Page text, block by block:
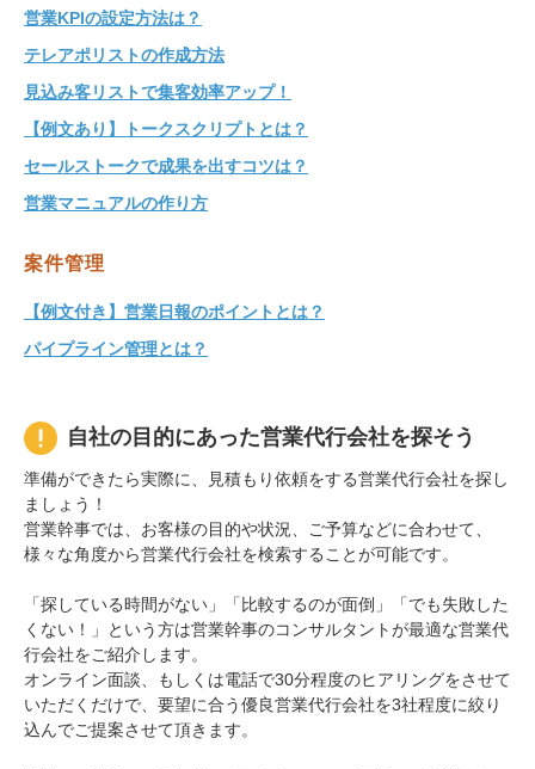
営業KPIの設定方法は？
テレアポリストの作成方法
見込み客リストで集客効率アップ！
【例文あり】トークスクリプトとは？
セールストークで成果を出すコツは？
営業マニュアルの作り方
案件管理
【例文付き】営業日報のポイントとは？
パイプライン管理とは？
自社の目的にあった営業代行会社を探そう
準備ができたら実際に、見積もり依頼をする営業代行会社を探し
ましょう！
営業幹事では、お客様の目的や状況、ご予算などに合わせて、
様々な角度から営業代行会社を検索することが可能です。
「探している時間がない」「比較するのが面倒」「でも失敗した
くない！」という方は営業幹事のコンサルタントが最適な営業代
行会社をご紹介します。
オンライン面談、もしくは電話で30分程度のヒアリングをさせて
いただくだけで、要望に合う優良営業代行会社を3社程度に絞り
込んでご提案させて頂きます。